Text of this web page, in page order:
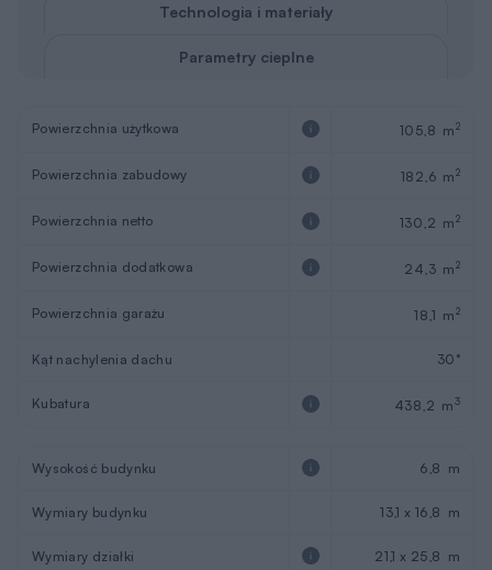
Technologia i materiały
Parametry cieplne
Powierzchnia użytkowa 105,8 m2
Powierzchnia zabudowy 182,6 m2
Powierzchnia netto 130,2 m2
Powierzchnia dodatkowa 24,3 m2
Powierzchnia garażu 18,1 m2
Kąt nachylenia dachu 30°
Kubatura 438,2 m3
Wysokość budynku 6,8 m
Wymiary budynku 13,1 x 16,8 m
Wymiary działki 21,1 x 25,8 m